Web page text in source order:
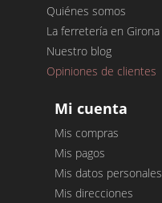
Quiénes somos
La ferretería en Girona
Nuestro blog
Opiniones de clientes
Mi cuenta
Mis compras
Mis pagos
Mis datos personales
Mis direcciones